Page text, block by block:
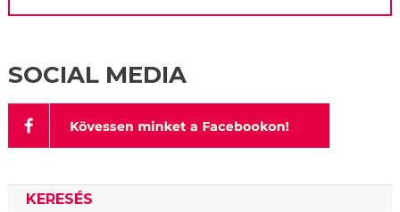
SOCIAL MEDIA
KERESÉS